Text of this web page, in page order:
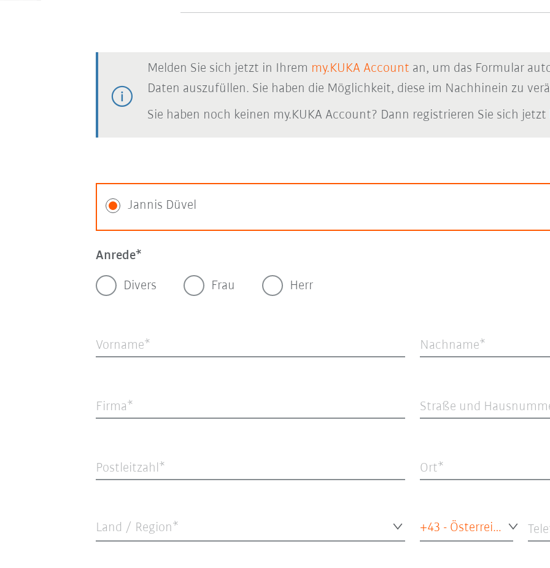
Melden Sie sich jetzt in Ihrem my.KUKA Account an, um das Formular
Daten auszufüllen. Sie haben die Möglichkeit, diese im Nachhinein zu
Sie haben noch keinen my.KUKA Account? Dann registrieren Sie sich jetzt
Jannis Düvel
Anrede
Divers Frau Herr
Vorname Nachname
Firma Straße und
Postleitzahl Ort
Land / Region* +43 - Österreich